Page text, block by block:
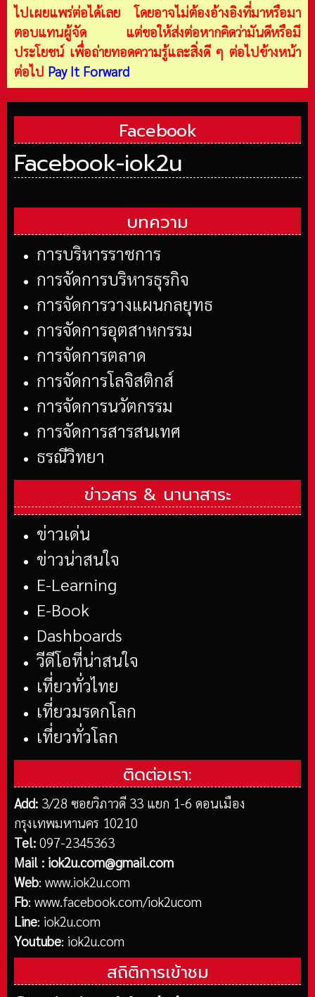
ไปเผยแพร่ต่อได้เลย โดยอาจไม่ต้องอ้างอิงที่มาหรือมา
ตอบแทนผู้จัด แต่ขอให้ส่งต่อหากคิดว่ามันดีหรือมี
ประโยชน์ เพื่อถ่ายทอดความรู้และสิ่งดี ๆ ต่อไปข้างหน้า
ต่อไป Pay It Forward
Facebook
Facebook-iok2u
บทความ
การบริหารราชการ
การจัดการบริหารธุรกิจ
การจัดการวางแผนกลยุทธ
การจัดการอุตสาหกรรม
การจัดการตลาด
การจัดการโลจิสติกส์
การจัดการนวัตกรรม
การจัดการสารสนเทศ
ธรณีวิทยา
ข่าวสาร & นานาสาระ
ข่าวเด่น
ข่าวน่าสนใจ
E-Learning
E-Book
Dashboards
วีดีโอที่น่าสนใจ
เที่ยวทั่วไทย
เที่ยวมรดกโลก
เที่ยวทั่วโลก
ติดต่อเรา:
Add: 3/28 ซอยวิภาวดี 33 แยก 1-6 ดอนเมือง
กรุงเทพมหานคร 10210
Tel: 097-2345363
Mail : iok2u.com@gmail.com
Web: www.iok2u.com
Fb: www.facebook.com/iok2ucom
Line: iok2u.com
Youtube: iok2u.com
สถิติการเข้าชม